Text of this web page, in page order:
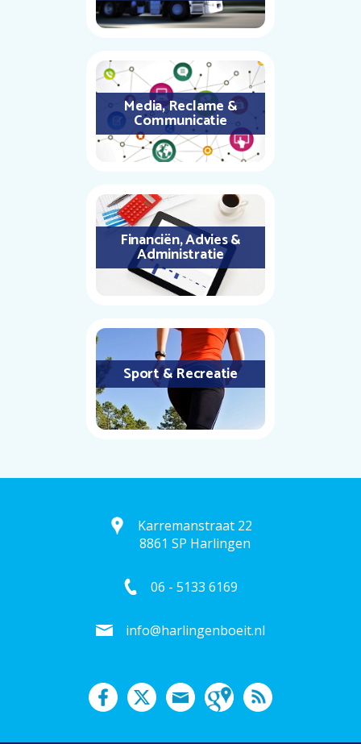
Media, Reclame &
Communicatie
Financiën, Advies &
Administratie
Sport & Recreatie
Karremanstraat 22
8861 SP Harlingen
06 - 5133 6169
info@harlingenboeit.nl